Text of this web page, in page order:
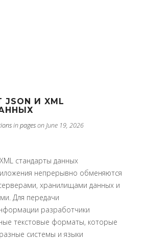
И XML
inpageson June 19, 2026
стандарты данных
непрерывно обменяются
хранилищами данных и
Для передачи
разработчики
текстовые форматы, которые
системы и языки